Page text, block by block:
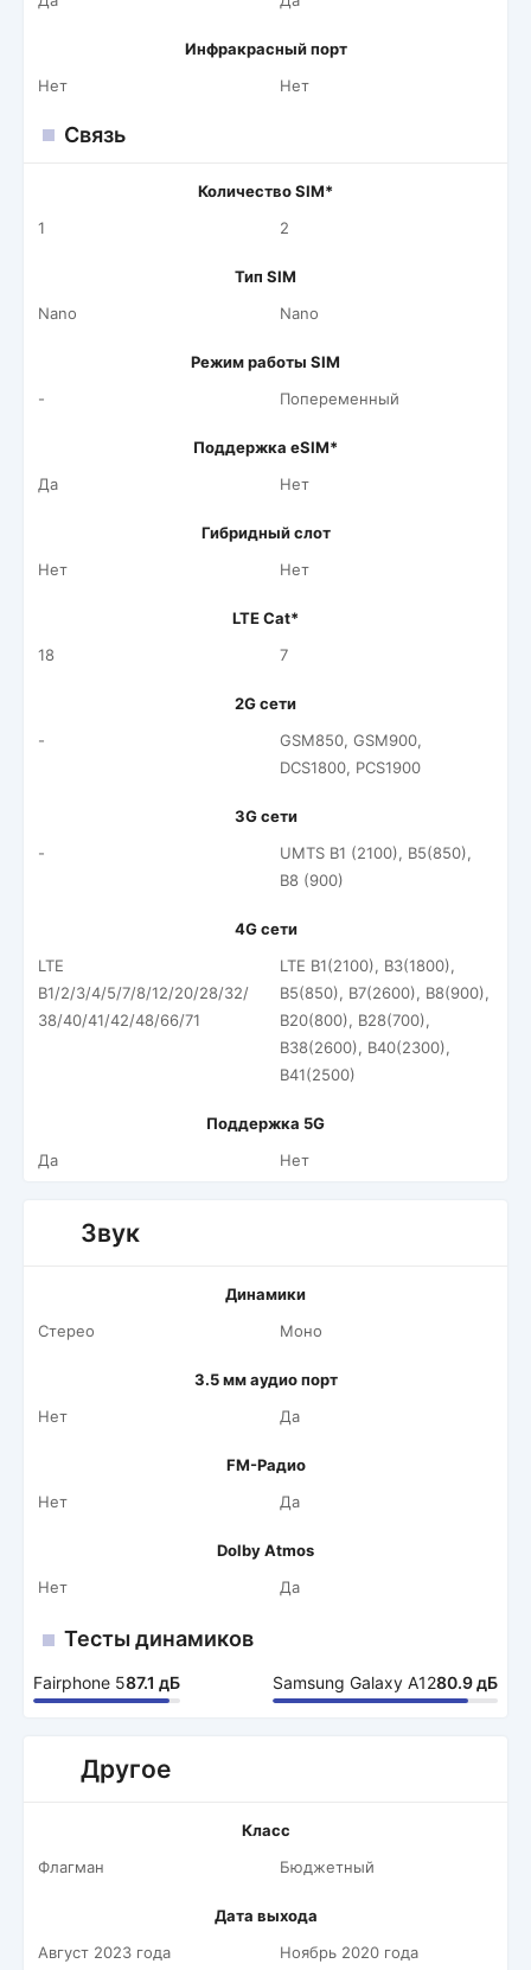
Инфракрасный порт
Нет
Нет
Связь
Количество SIM*
1
2
Тип SIM
Nano
Nano
Режим работы SIM
-
Попеременный
Поддержка eSIM*
Да
Нет
Гибридный слот
Нет
Нет
LTE Cat*
18
7
2G сети
-
GSM850, GSM900,
DCS1800, PCS1900
3G сети
-
UMTS B1 (2100), B5(850),
B8 (900)
4G сети
LTE
B1/2/3/4/5/7/8/12/20/28/32/
38/40/41/42/48/66/71
LTE B1(2100), B3(1800),
B5(850), B7(2600), B8(900),
B20(800), B28(700),
B38(2600), B40(2300),
B41(2500)
Поддержка 5G
Да
Нет
Звук
Динамики
Стерео
Моно
3.5 мм аудио порт
Нет
Да
FM-Радио
Нет
Да
Dolby Atmos
Нет
Да
Тесты динамиков
Fairphone 587.1 дБ Samsung Galaxy A1280.9 дБ
Другое
Класс
Флагман
Бюджетный
Дата выхода
Август 2023 года
Ноябрь 2020 года